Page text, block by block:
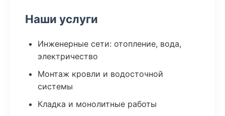
Наши услуги
Инженерные сети: отопление, вода,
электричество
Монтаж кровли и водосточной
системы
Кладка и монолитные работы